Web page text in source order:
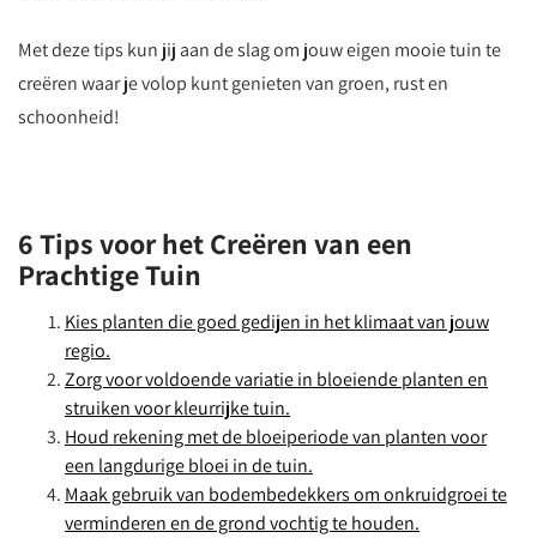
Met deze tips kun jij aan de slag om jouw eigen mooie tuin te
creëren waar je volop kunt genieten van groen, rust en
schoonheid!
6 Tips voor het Creëren van een
Prachtige Tuin
Kies planten die goed gedijen in het klimaat van jouw
regio.
Zorg voor voldoende variatie in bloeiende planten en
struiken voor kleurrijke tuin.
Houd rekening met de bloeiperiode van planten voor
een langdurige bloei in de tuin.
Maak gebruik van bodembedekkers om onkruidgroei te
verminderen en de grond vochtig te houden.